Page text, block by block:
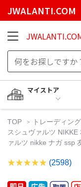
JWALANTI.COM
マイストア
TOP トレーディン
スシュヴァルツ
ァルツ nikke ナガ ssp
(2598)